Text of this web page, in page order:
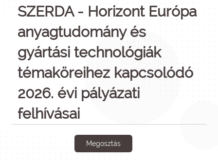
SZERDA - Horizont Európa
anyagtudomány és
gyártási technológiák
témaköreihez kapcsolódó
2026. évi pályázati
felhívásai
Megosztás